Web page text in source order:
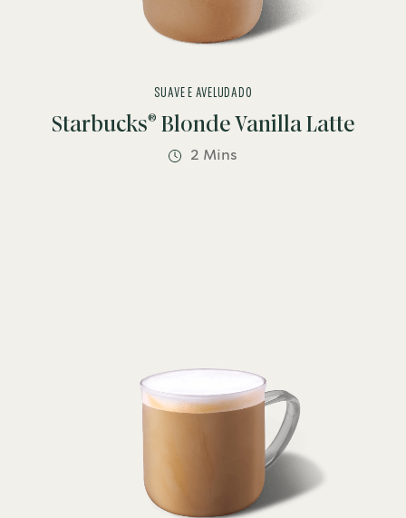
Starbucks® Blonde Vanilla Latte
SUAVE E AVELUDADO
2 Mins